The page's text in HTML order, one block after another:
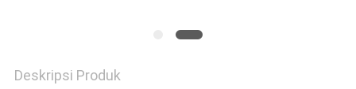
Deskripsi Produk